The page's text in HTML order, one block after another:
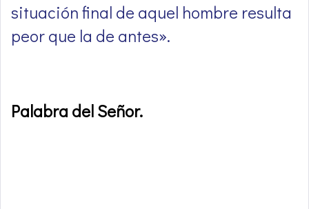
situación final de aquel hombre resulta
peor que la de antes».
Palabra del Señor.